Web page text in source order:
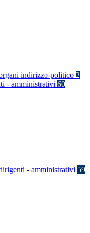
indirizzo-politico 2
- amministrativi 60
- amministrativi 59